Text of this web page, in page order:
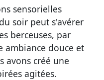
sensorielles
soir peut s'avérer
berceuses, par
ambiance douce et
avons créé une
agitées.